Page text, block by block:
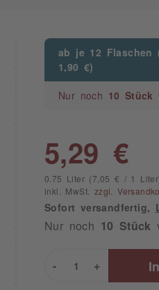
ab je 12 Flaschen
1,90 €)
Nur noch 10 Stück
5,29 €
0.75 Liter (7,05 € / 1
inkl. MwSt. zzgl.
Sofort versandfertig,
Nur noch 10 Stück
+
-